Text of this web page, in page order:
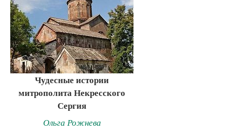
Чудесные истории
митрополита Некресского
Сергия
Ольга Рожнева